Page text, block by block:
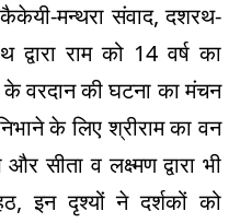
मन्थरा संवाद, दशरथ-
राम को 14 वर्ष का
के वरदान की घटना का मंचन
के लिए श्रीराम का वन
सीता व लक्ष्मण द्वारा भी
इन दृश्यों ने दर्शकों को